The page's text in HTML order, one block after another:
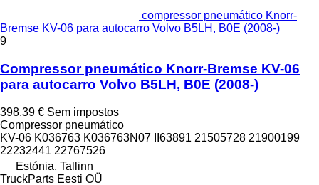
compressor pneumático Knorr-
Bremse KV-06 para autocarro Volvo B5LH, B0E (2008-)
9
Compressor pneumático Knorr-Bremse KV-06
para autocarro Volvo B5LH, B0E (2008-)
398,39 € Sem impostos
Compressor pneumático
KV-06 K036763 K036763N07 II63891 21505728 21900199
22232441 22767526
Estónia, Tallinn
TruckParts Eesti OÜ